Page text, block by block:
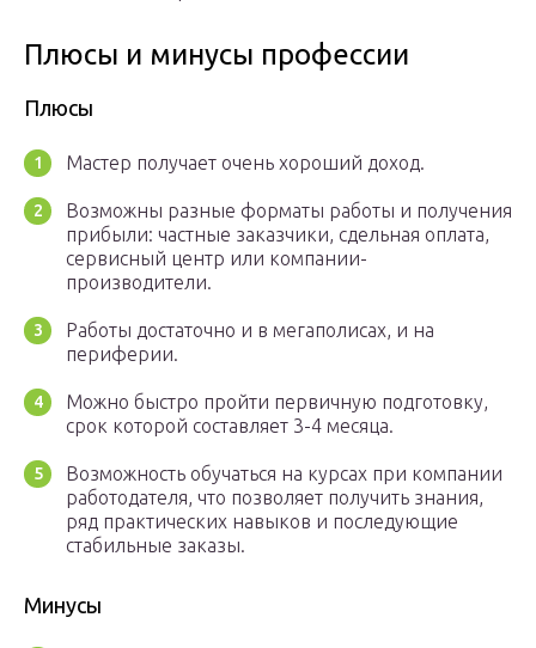
Плюсы и минусы профессии
Плюсы
Мастер получает очень хороший доход.
Возможны разные форматы работы и получения
прибыли: частные заказчики, сдельная оплата,
сервисный центр или компании-
производители.
Работы достаточно и в мегаполисах, и на
периферии.
Можно быстро пройти первичную подготовку,
срок которой составляет 3-4 месяца.
Возможность обучаться на курсах при компании
работодателя, что позволяет получить знания,
ряд практических навыков и последующие
стабильные заказы.
Минусы